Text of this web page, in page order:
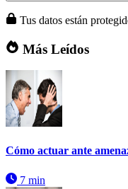
Tus datos están
Más Leídos
Cómo actuar ante
7 min